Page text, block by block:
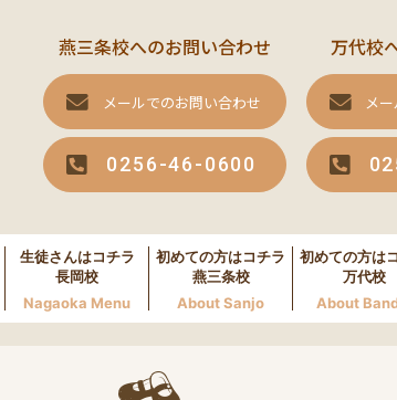
燕三条校へのお問い合わせ
メールでのお問い合わせ
0256-46-0600
万代校
メ
生徒さんはコチラ
長岡校
Nagaoka Menu
初めての方はコチラ
燕三条校
About Sanjo
初めての方は
万代校
About